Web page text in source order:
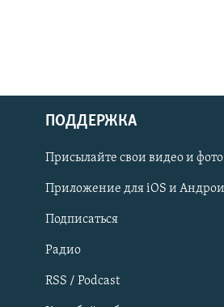
Українською
Qırımtatar
ПРИСОЕДИНЯЙТЕСЬ!
ПОДДЕРЖКА
Присылайте свои видео и фото
Приложение для iOS и
Подписаться
Радио
RSS / Podcast